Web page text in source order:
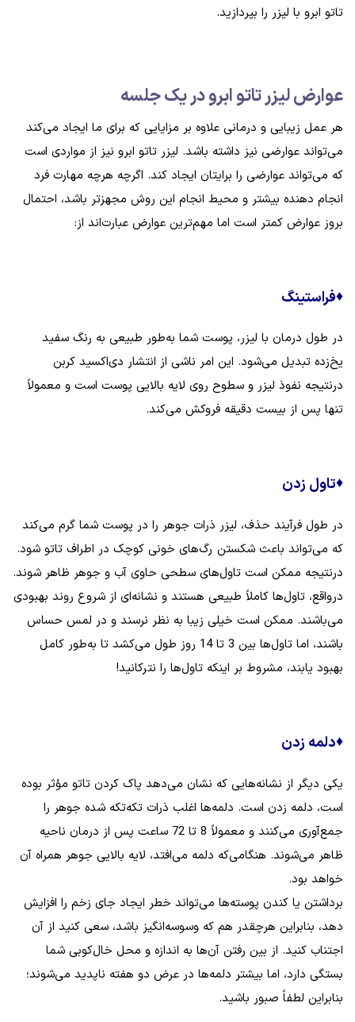
تاتو ابرو با لیزر را بپردازید.
عوارض لیزر تاتو ابرو در یک جلسه
هر عمل زیبایی و درمانی علاوه بر مزایایی که برای ما ایجاد می‌کند
می‌تواند عوارضی نیز داشته باشد. لیزر تاتو ابرو نیز از مواردی است
که می‌تواند عوارضی را برایتان ایجاد کند. اگرچه هرچه مهارت فرد
انجام دهنده بیشتر و محیط انجام این روش مجهزتر باشد، احتمال
بروز عوارض کمتر است اما مهم‌ترین عوارض عبارت‌اند از:
♦فراستینگ
در طول درمان با لیزر، پوست شما به‌طور طبیعی به رنگ سفید
یخ‌زده تبدیل می‌شود. این امر ناشی از انتشار دی‌اکسید کربن
درنتیجه نفوذ لیزر و سطوح روی لایه بالایی پوست است و معمولاً
تنها پس از بیست دقیقه فروکش می‌کند.
♦تاول زدن
در طول فرآیند حذف، لیزر ذرات جوهر را در پوست شما گرم می‌کند
که می‌تواند باعث شکستن رگ‌های خونی کوچک در اطراف تاتو شود.
درنتیجه ممکن است تاول‌های سطحی حاوی آب و جوهر ظاهر شوند.
درواقع، تاول‌ها کاملاً طبیعی هستند و نشانه‌ای از شروع روند بهبودی
می‌باشند. ممکن است خیلی زیبا به نظر نرسند و در لمس حساس
باشند، اما تاول‌ها بین 3 تا 14 روز طول می‌کشد تا به‌طور کامل
بهبود یابند، مشروط بر اینکه تاول‌ها را نترکانید!
♦دلمه زدن
یکی دیگر از نشانه‌هایی که نشان می‌دهد پاک کردن تاتو مؤثر بوده
است، دلمه زدن است. دلمه‌ها اغلب ذرات تکه‌تکه شده جوهر را
جمع‌آوری می‌کنند و معمولاً 8 تا 72 ساعت پس از درمان ناحیه
ظاهر می‌شوند. هنگامی‌که دلمه می‌افتد، لایه بالایی جوهر همراه آن
خواهد بود.
برداشتن یا کندن پوسته‌ها می‌تواند خطر ایجاد جای زخم را افزایش
دهد، بنابراین هرچقدر هم که وسوسه‌انگیز باشد، سعی کنید از آن
اجتناب کنید. از بین رفتن آن‌ها به ‌اندازه و محل خال‌کوبی شما
بستگی دارد، اما بیشتر دلمه‌ها در عرض دو هفته ناپدید می‌شوند؛
بنابراین لطفاً صبور باشید.